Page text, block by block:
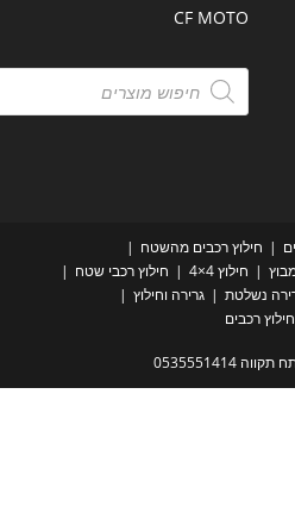
CF MOTO
Products
search
חילוץ רכבים מהשטח
חילוץ 4×4
חילוץ רכבי שטח
נשלטת
גרירה וחילוץ
רכבים